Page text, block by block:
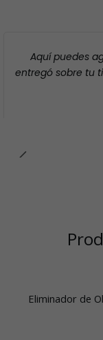
Aquí puedes
entregó sobre tu
Eliminador de